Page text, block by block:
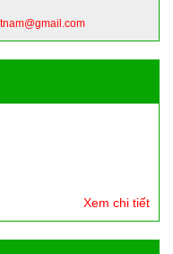
Xem chi tiết